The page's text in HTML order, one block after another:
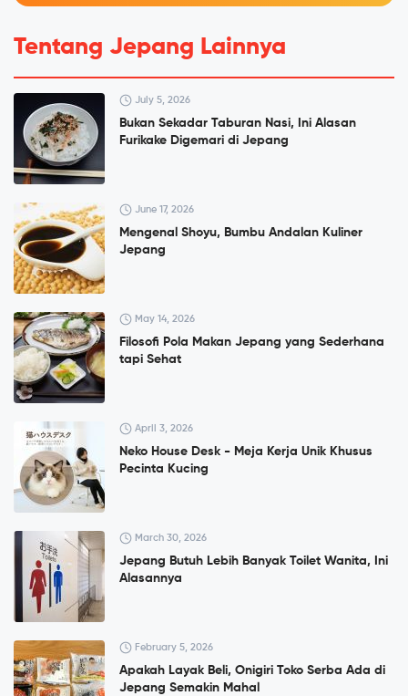
Tentang Jepang Lainnya
July 5, 2026
Bukan Sekadar Taburan Nasi, Ini Alasan
Furikake Digemari di Jepang
June 17, 2026
Mengenal Shoyu, Bumbu Andalan Kuliner
Jepang
May 14, 2026
Filosofi Pola Makan Jepang yang Sederhana
tapi Sehat
April 3, 2026
Neko House Desk - Meja Kerja Unik Khusus
Pecinta Kucing
March 30, 2026
Jepang Butuh Lebih Banyak Toilet Wanita, Ini
Alasannya
February 5, 2026
Apakah Layak Beli, Onigiri Toko Serba Ada di
Jepang Semakin Mahal